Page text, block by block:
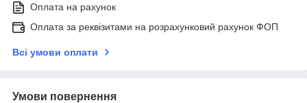
Оплата на рахунок
Оплата за реквізитами на розрахунковий рахунок ФОП
Всі умови оплати
Умови повернення